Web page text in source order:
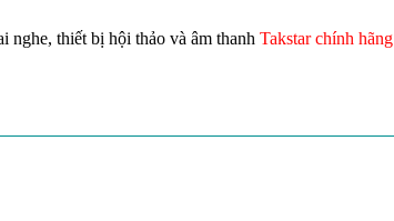
nghe, thiết bị hội thảo và âm thanh Takstar chính hãng